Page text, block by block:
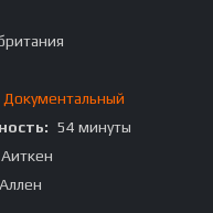
Документальный
54 минуты